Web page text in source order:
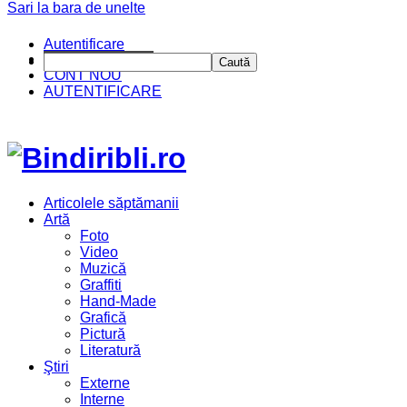
CINE SUNTEM?
CONT NOU
AUTENTIFICARE
Articolele săptămanii
Artă
Foto
Video
Muzică
Graffiti
Hand-Made
Grafică
Pictură
Literatură
Ştiri
Externe
Interne
Sari la bara de unelte
Autentificare
Caută